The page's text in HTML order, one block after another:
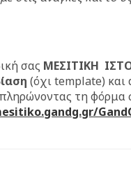
σας ΜΕΣΙΤΙΚΗ
(όχι template) και
τη φόρμα